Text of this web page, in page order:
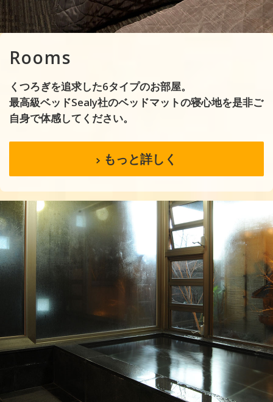
Rooms
くつろぎを追求した6タイプのお部屋。
最高級ベッドSealy社のベッドマットの寝心地を是非ご
自身で体感してください。
もっと詳しく